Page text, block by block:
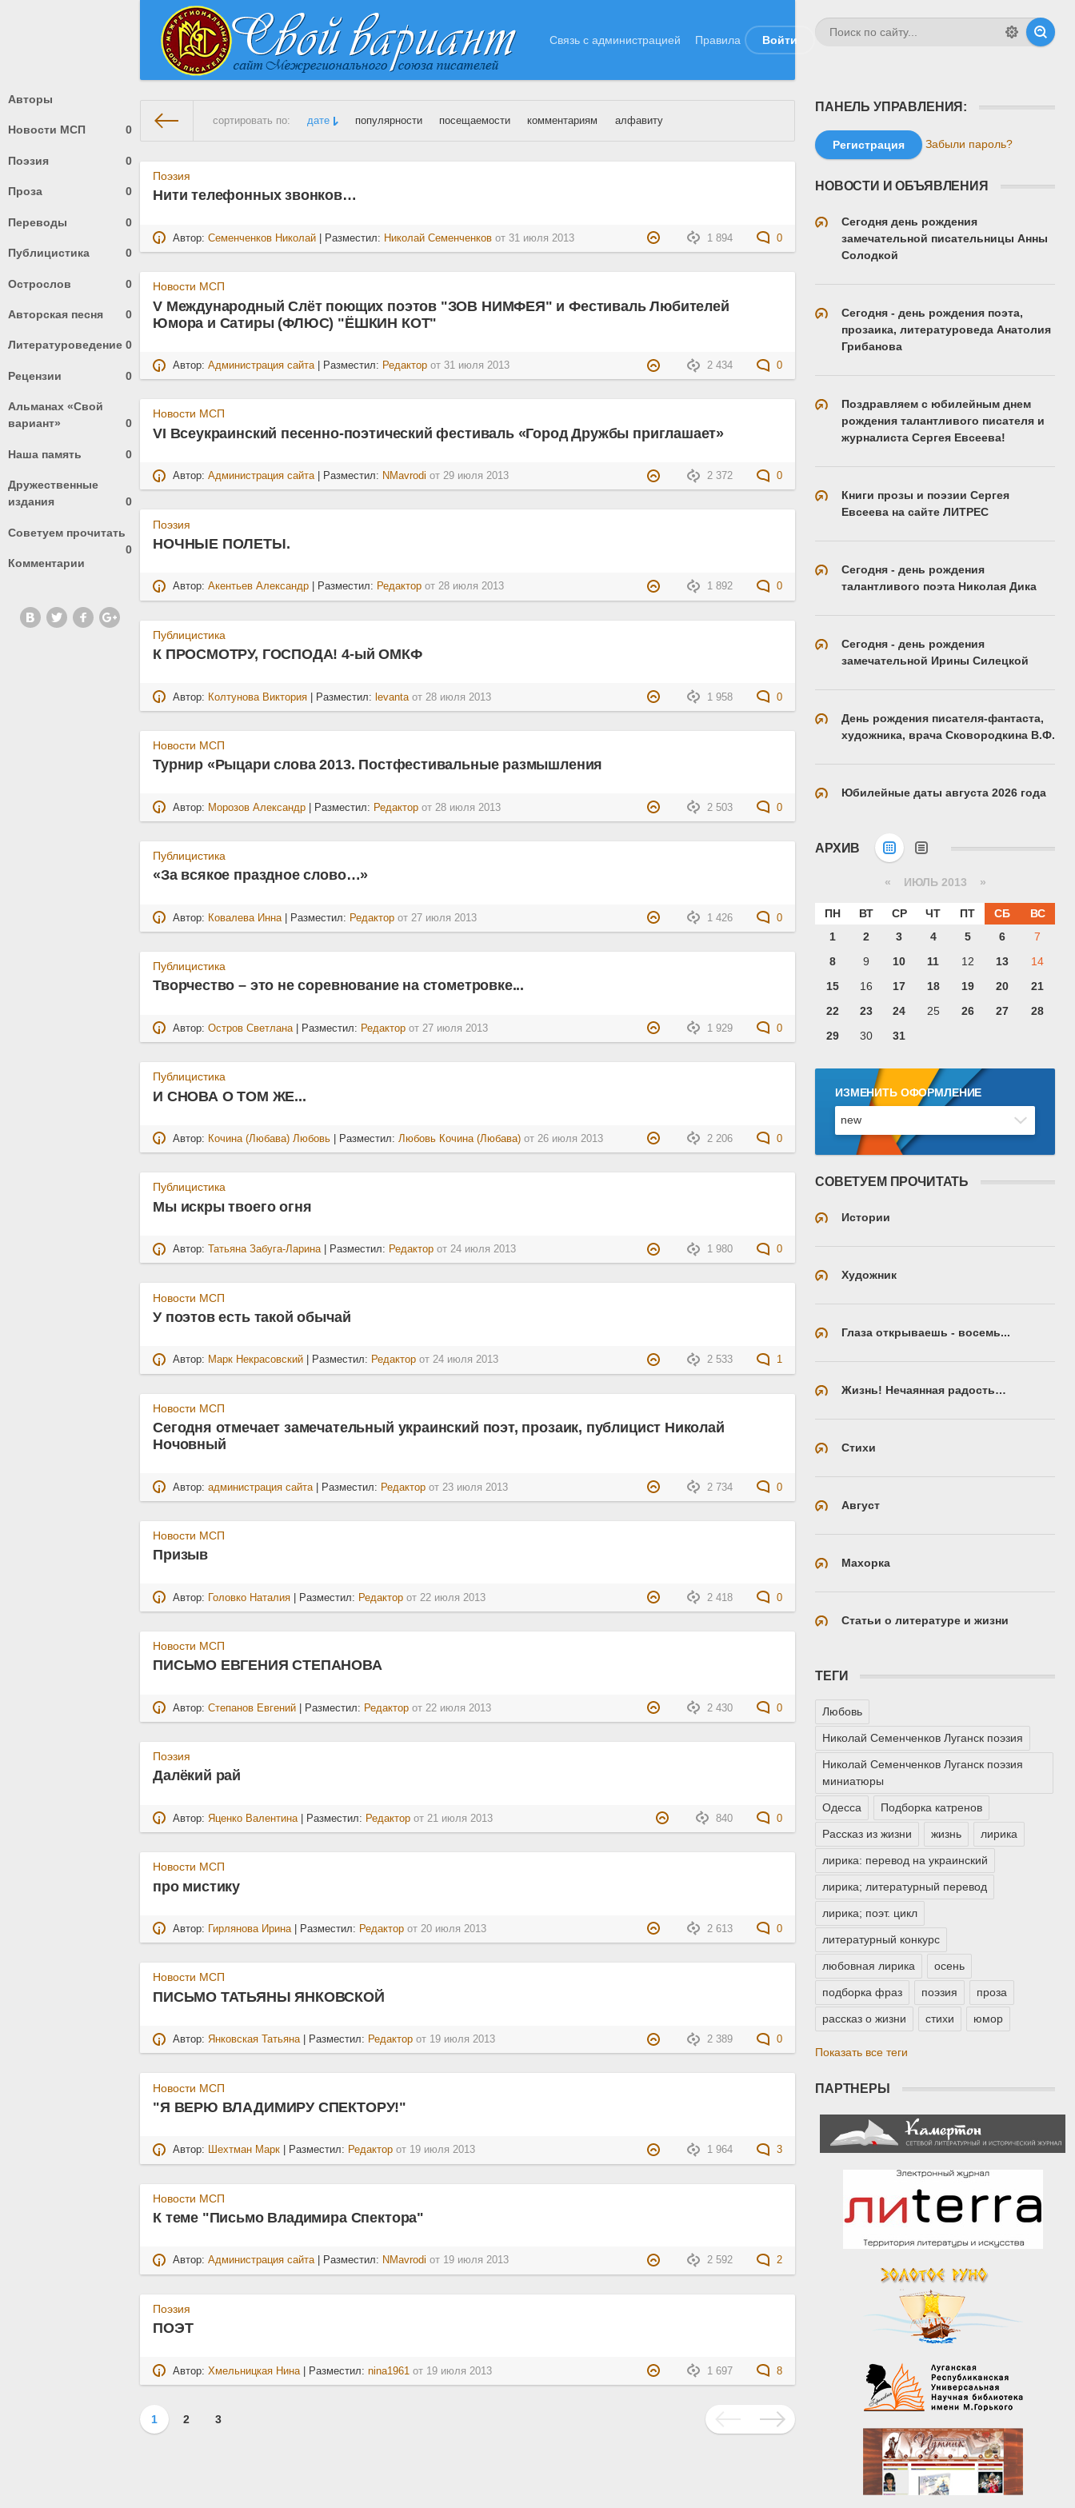
Связь с администрацией Правила Войти
Авторы
Новости МСП 0
Поэзия 0
Проза 0
Переводы 0
Публицистика 0
Острослов 0
Авторская песня 0
Литературоведение 0
Рецензии 0
Альманах «Свой
вариант»
0
Наша память 0
Дружественные
издания
0
Советуем прочитать
0
Комментарии
сортировать по: дате популярности посещаемости комментариям алфавиту
На главную» Материалы за Июль 2013 года
Поэзия
Нити телефонных звонков…
1 894 0
Автор:Семенченков Николай | Разместил: Николай Семенченков от 31 июля 2013
Новости МСП
V Международный Слёт поющих поэтов "ЗОВ НИМФЕЯ" и Фестиваль Любителей
Юмора и Сатиры (ФЛЮС) "ЁШКИН КОТ"
2 434 0
Автор:Администрация сайта| Разместил: Редактор от 31 июля 2013
Новости МСП
VI Всеукраинский песенно-поэтический фестиваль «Город Дружбы приглашает»
2 372 0
Автор:Администрация сайта| Разместил: NMavrodi от29 июля 2013
Поэзия
НОЧНЫЕ ПОЛЕТЫ.
1 892 0
Автор:Акентьев Александр | Разместил: Редактор от28 июля 2013
Публицистика
К ПРОСМОТРУ, ГОСПОДА! 4-ый ОМКФ
1 958 0
Автор: Колтунова Виктория | Разместил: levanta от 28 июля 2013
Новости МСП
Турнир «Рыцари слова 2013. Постфестивальные размышления
2 503 0
Автор: Морозов Александр | Разместил: Редактор от 28 июля 2013
Публицистика
«За всякое праздное слово…»
1 426 0
Автор: Ковалева Инна | Разместил: Редактор от 27 июля 2013
Публицистика
Творчество – это не соревнование на стометровке...
1 929 0
Автор:Остров Светлана| Разместил: Редактор от27 июля 2013
Публицистика
И СНОВА О ТОМ ЖЕ...
2 206 0
Автор: Кочина (Любава) Любовь | Разместил:Любовь Кочина (Любава) от26 июля 2013
Публицистика
Мы искры твоего огня
1 980 0
Автор: Татьяна Забуга-Ларина| Разместил: Редактор от24 июля 2013
Новости МСП
У поэтов есть такой обычай
2 533 1
Автор: Марк Некрасовский | Разместил: Редактор от24 июля 2013
Новости МСП
Сегодня отмечает замечательный украинский поэт, прозаик, публицист Николай
Ночовный
2 734 0
Автор:администрация сайта | Разместил: Редактор от 23 июля 2013
Новости МСП
Призыв
2 418 0
Автор: Головко Наталия | Разместил: Редактор от 22 июля 2013
Новости МСП
ПИСЬМО ЕВГЕНИЯ СТЕПАНОВА
2 430 0
Автор:Степанов Евгений | Разместил: Редактор от 22 июля 2013
Поэзия
Далёкий рай
840 0
Автор:Яценко Валентина| Разместил: Редактор от21 июля 2013
Новости МСП
про мистику
2 613 0
Автор: Гирлянова Ирина| Разместил: Редактор от20 июля 2013
Новости МСП
ПИСЬМО ТАТЬЯНЫ ЯНКОВСКОЙ
2 389 0
Автор:Янковская Татьяна| Разместил: Редактор от 19 июля 2013
Новости МСП
"Я ВЕРЮ ВЛАДИМИРУ СПЕКТОРУ!"
1 964 3
Автор: Шехтман Марк | Разместил: Редактор от 19 июля 2013
Новости МСП
К теме "Письмо Владимира Спектора"
2 592 2
Автор:Администрация сайта| Разместил: NMavrodi от 19 июля 2013
Поэзия
ПОЭТ
1 697 8
Автор:Хмельницкая Нина | Разместил:nina1961 от 19 июля 2013
1 2 3
ПАНЕЛЬ УПРАВЛЕНИЯ:
Регистрация Забыли пароль?
НОВОСТИ И ОБЪЯВЛЕНИЯ
Сегодня день рождения
замечательной писательницы Анны
Солодкой
Сегодня - день рождения поэта,
прозаика, литературоведа Анатолия
Грибанова
Поздравляем с юбилейным днем
рождения талантливого писателя и
журналиста Сергея Евсеева!
Книги прозы и поэзии Сергея
Евсеева на сайте ЛИТРЕС
Сегодня - день рождения
талантливого поэта Николая Дика
Сегодня - день рождения
замечательной Ирины Силецкой
День рождения писателя-фантаста,
художника, врача Сковородкина В.Ф.
Юбилейные даты августа 2026 года
АРХИВ
« ИЮЛЬ 2013 »
ПН ВТ СР ЧТ ПТ СБ
ВС
1
2 3 4 5 6
7
8
9 10 11 12 13
14
15
16 17 18 19 20
21
22
23 24 25 26 27
28
29
30 31
ИЗМЕНИТЬ ОФОРМЛЕНИЕ
СОВЕТУЕМ ПРОЧИТАТЬ
Истории
Художник
Глаза открываешь - восемь...
Жизнь! Нечаянная радость…
Стихи
Август
Махорка
Статьи о литературе и жизни
ТЕГИ
Любовь
Николай Семенченков Луганск поэзия
Николай Семенченков Луганск поэзия
миниатюры
Одесса Подборка катренов
Рассказ из жизни жизнь лирика
лирика: перевод на украинский
лирика; литературный перевод
лирика; поэт. цикл
литературный конкурс
любовная лирика осень
подборка фраз поэзия проза
рассказ о жизни стихи юмор
Показать все теги
ПАРТНЕРЫ